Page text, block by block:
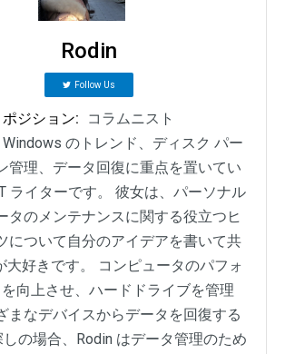
Rodin
Follow Us
ポジション:
コラムニスト
Windows のトレンド、ディスク パー
管理、データ回復に重点を置いてい
ライターです。 彼女は、パーソナル
タのメンテナンスに関する役立つヒ
について自分のアイデアを書いて共
大好きです。 コンピュータのパフォ
向上させ、ハードドライブを管理
まなデバイスからデータを回復する
の場合、Rodin はデータ管理のため